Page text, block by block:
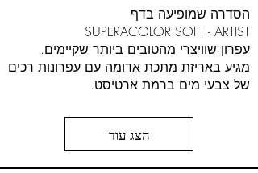
הסדרה שמופיעה בדף
SUPERACOLOR SOFT - ARTIST
עפרון שוויצרי מהטובים ביותר שקיימים.
מגיע באריזת מתכת אדומה עם עפרונות רכים
של צבעי מים ברמת ארטיסט.
הצג עוד